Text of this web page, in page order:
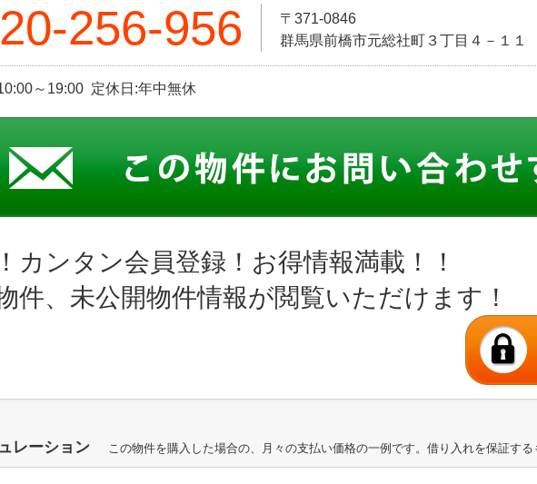
256-956
〒371-0846
群馬県前橋市元総社町３丁目４－１１
～19:00 定休日:年中無休
カンタン会員登録！お得情報満載！！
件、未公開物件情報が閲覧いただけます！
レーション この物件を購入した場合の、月々の支払い価格の一例です。借り入れを保証す